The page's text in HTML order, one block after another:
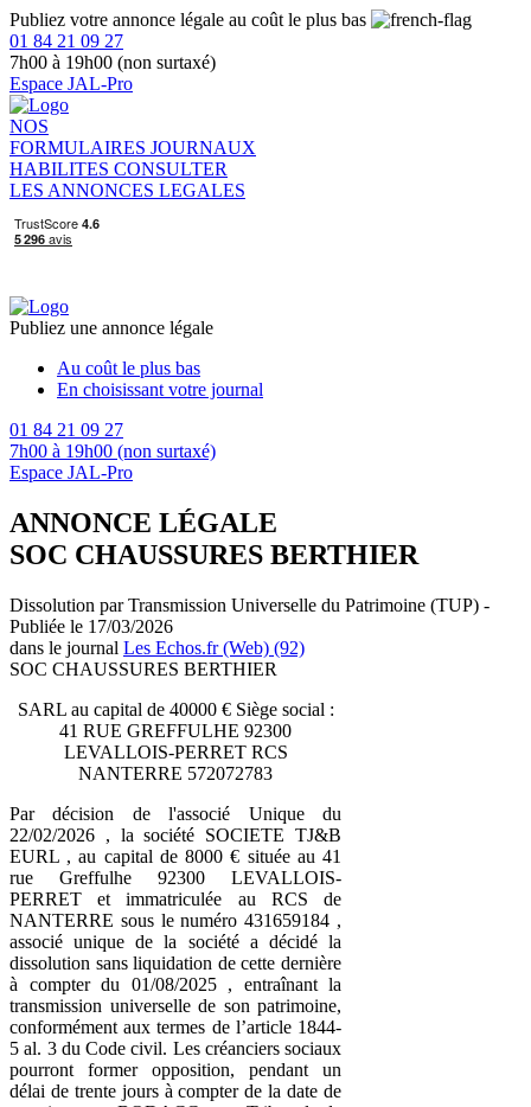
Publiez votre annonce légale au coût le plus bas
01 84 21 09 27
7h00 à 19h00 (non surtaxé)
Espace JAL-Pro
NOS
FORMULAIRES JOURNAUX
HABILITES CONSULTER
LES ANNONCES LEGALES
Publiez une annonce légale
Au coût le plus bas
En choisissant votre journal
01 84 21 09 27
7h00 à 19h00 (non surtaxé)
Espace JAL-Pro
ANNONCE LÉGALE
SOC CHAUSSURES BERTHIER
Dissolution par Transmission Universelle du Patrimoine (TUP) -
Publiée le 17/03/2026
dans le journal Les Echos.fr (Web) (92)
SOC CHAUSSURES BERTHIER
SARL au capital de 40000 € Siège social :
41 RUE GREFFULHE 92300
LEVALLOIS-PERRET RCS
NANTERRE 572072783
Par décision de l'associé Unique du
22/02/2026 , la société SOCIETE TJ&B
EURL , au capital de 8000 € située au 41
rue Greffulhe 92300 LEVALLOIS-
PERRET et immatriculée au RCS de
NANTERRE sous le numéro 431659184 ,
associé unique de la société a décidé la
dissolution sans liquidation de cette dernière
à compter du 01/08/2025 , entraînant la
transmission universelle de son patrimoine,
conformément aux termes de l’article 1844-
5 al. 3 du Code civil. Les créanciers sociaux
pourront former opposition, pendant un
délai de trente jours à compter de la date de